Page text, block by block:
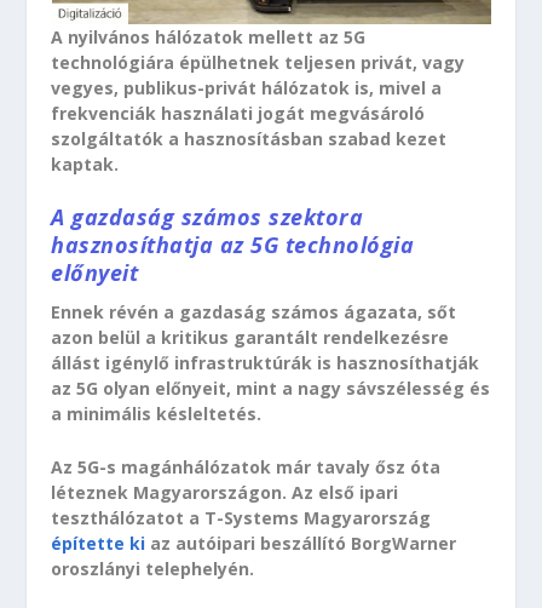
A nyilvános hálózatok mellett az 5G
technológiára épülhetnek teljesen privát, vagy
vegyes, publikus-privát hálózatok is, mivel a
frekvenciák használati jogát megvásároló
szolgáltatók a hasznosításban szabad kezet
kaptak.
A gazdaság számos szektora
hasznosíthatja az 5G technológia
előnyeit
Ennek révén a gazdaság számos ágazata, sőt
azon belül a kritikus garantált rendelkezésre
állást igénylő infrastruktúrák is hasznosíthatják
az 5G olyan előnyeit, mint a nagy sávszélesség és
a minimális késleltetés.
Az 5G-s magánhálózatok már tavaly ősz óta
léteznek Magyarországon. Az első ipari
teszthálózatot a T-Systems Magyarország
építette ki az autóipari beszállító BorgWarner
oroszlányi telephelyén.